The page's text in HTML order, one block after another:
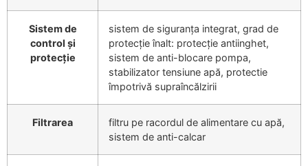
Sistem de
control și
protecție
sistem de siguranța integrat, grad de
protecție înalt: protecție antiinghet,
sistem de anti-blocare pompa,
stabilizator tensiune apă, protectie
împotrivă supraîncălzirii
Filtrarea
filtru pe racordul de alimentare cu apă,
sistem de anti-calcar